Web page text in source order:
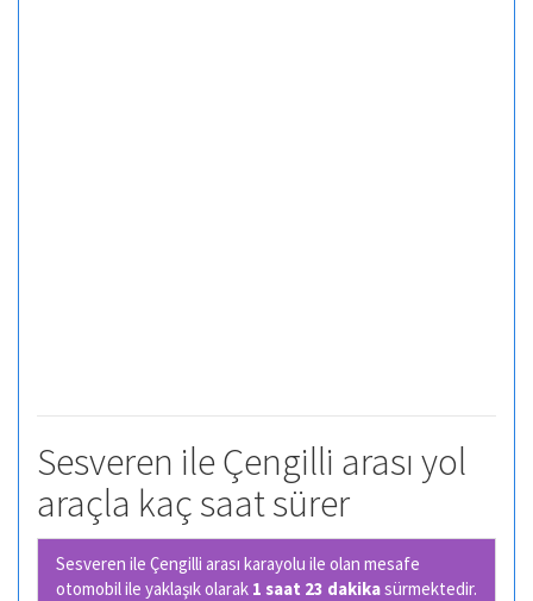
Sesveren ile Çengilli arası yol
araçla kaç saat sürer
Sesveren ile Çengilli arası karayolu ile olan mesafe
otomobil ile yaklaşık olarak 1 saat 23 dakikasürmektedir.